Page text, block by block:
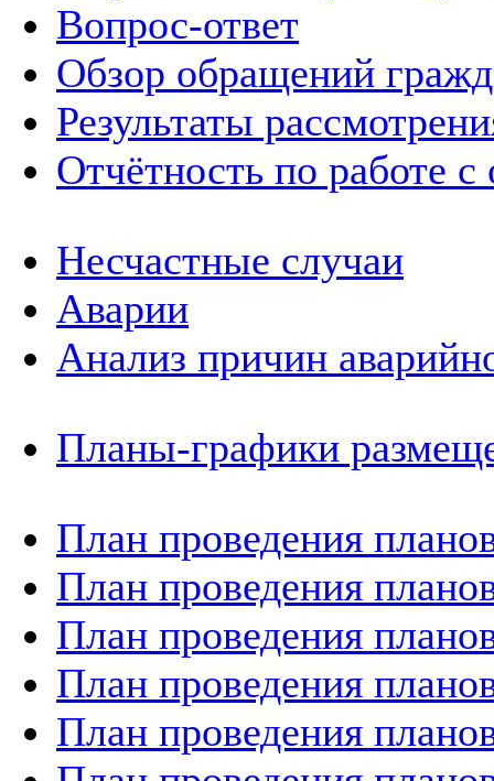
Вопрос-ответ
Обзор обращений
Результаты
Отчётность по работе
Несчастные случаи
Аварии
Анализ причин
Планы-графики
План проведения
План проведения
План проведения
План проведения
План проведения